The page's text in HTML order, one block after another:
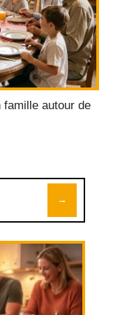
famille autour de